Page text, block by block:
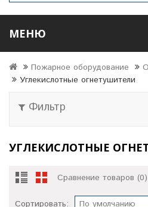
МЕНЮ
Пожарное оборудование
Углекислотные огнетушители
Фильтр
УГЛЕКИСЛОТНЫЕ
Сравнение товаров (0)
Сортировать: По умолчанию